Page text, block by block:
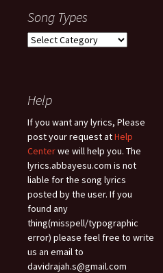
Song Types
Song
Help
If you want any lyrics, Please
post your request atHelp
Centerwe will help you. The
lyrics.abbayesu.com is not
liable for the song lyrics
posted by the user. If you
found any
thing(misspell/typographic
error) please feel free to write
us an email to
davidrajah.s@gmail.com